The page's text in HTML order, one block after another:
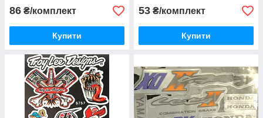
86 ₴/комплект
Купити
53 ₴/комплект
Купити